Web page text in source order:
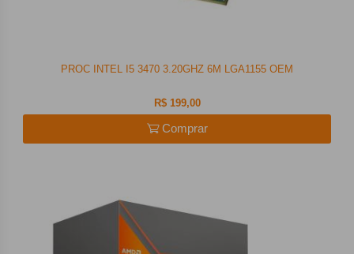
PROC INTEL I5 3470 3.20GHZ 6M LGA1155 OEM
R$ 199,00
Comprar